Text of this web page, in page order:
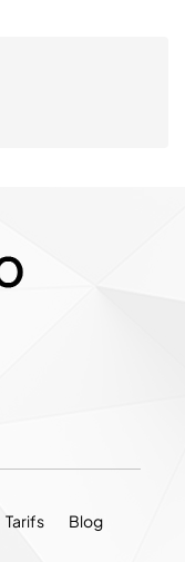
Tarifs
Blog